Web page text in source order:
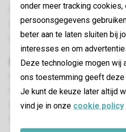
onder meer tracking cookies,
persoonsgegevens
beter aan te laten sluiten bij
interesses en om
Deze technologie mogen wij
ons toestemming geeft
Je kunt de keuze later altijd
vind je in onze cookie policy
Geschikt voor 4 personen
Rookvrij
Energielabel: G
Slaapkamer(s)
Aantal slaapkamers: 2
Slaapkamers beneden: 2
Slaapkamer beneden